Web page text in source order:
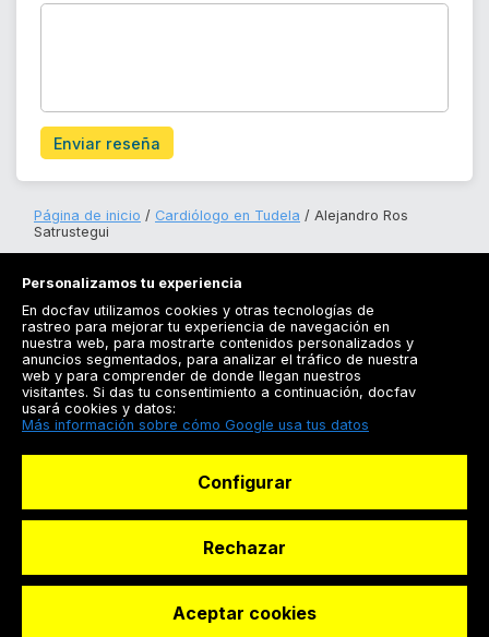
Enviar reseña
Página de inicio Cardiólogo en Tudela
Alejandro Ros
Satrustegui
Registrarse
Docfav
© Dashboard Technologies S.L
Personalizamos tu experiencia
En docfav utilizamos cookies y otras tecnologías de
rastreo para mejorar tu experiencia de navegación en
nuestra web, para mostrarte contenidos personalizados y
anuncios segmentados, para analizar el tráfico de nuestra
web y para comprender de donde llegan nuestros
visitantes. Si das tu consentimiento a continuación, docfav
usará cookies y datos:
Más información sobre cómo Google usa tus datos
Configurar
Rechazar
Aceptar cookies